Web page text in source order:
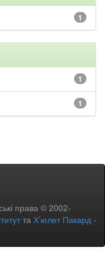
1
1
1
права © 2002-
та Х’юлет Пакард -